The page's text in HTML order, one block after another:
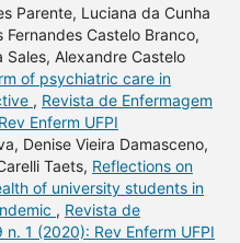
Parente, Luciana da Cunha
Castelo Branco,
Alexandre Castelo
of psychiatric care in
, Revista de Enfermagem
Enferm UFPI
Denise Vieira Damasceno,
Taets, Reflections on
of university students in
, Revista de
1 (2020): Rev Enferm UFPI